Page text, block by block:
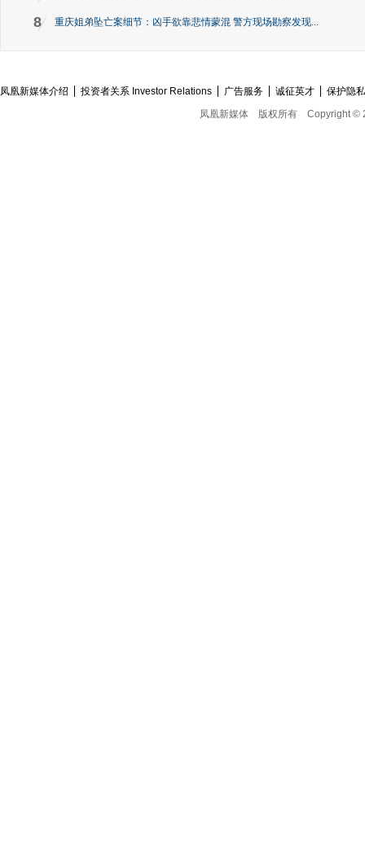
8 重庆姐弟坠亡案细节：凶手欲靠悲情蒙混 警方现场勘察发现...
凤凰新媒体介绍 投资者关系 Investor Relations 广告服务 诚征英才
保护隐
凤凰新媒体
版权所有 Copyright ©